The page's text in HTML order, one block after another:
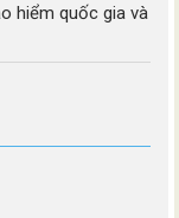
hiểm quốc gia và